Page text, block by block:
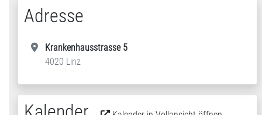
Adresse
Krankenhausstrasse 5
4020 Linz